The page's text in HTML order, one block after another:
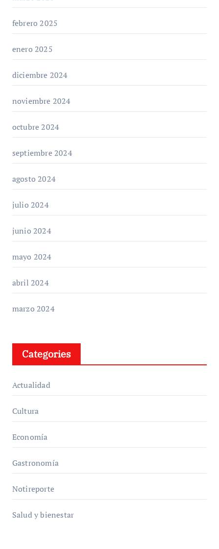
febrero 2025
enero 2025
diciembre 2024
noviembre 2024
octubre 2024
septiembre 2024
agosto 2024
julio 2024
junio 2024
mayo 2024
abril 2024
marzo 2024
Categories
Actualidad
Cultura
Economía
Gastronomía
Notireporte
Salud y bienestar